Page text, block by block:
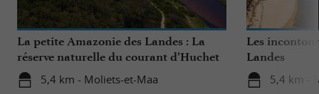
La petite Amazonie des Landes : La
réserve naturelle du courant d’Huchet
5,4 km - Moliets-et-Maa
Les
Landes
5,4 km -